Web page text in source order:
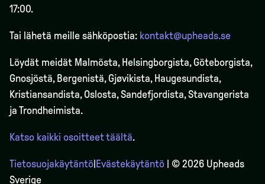
17:00.
Tai lähetä meille sähköpostia: kontakt@upheads.se
Löydät meidät Malmösta, Helsingborgista, Göteborgista,
Gnosjöstä, Bergenistä,Gjøvikista, Haugesundista,
Kristiansandista, Oslosta, Sandefjordista, Stavangerista
ja Trondheimista.
Katso kaikki osoitteet täältä.
Tietosuojakäytäntö Evästekäytäntö | © 2026 Upheads
Sverige